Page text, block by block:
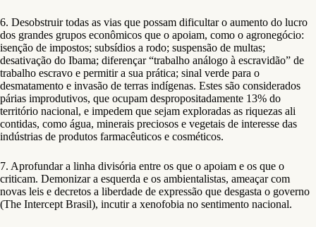
6. Desobstruir todas as vias que possam dificultar o aumento do lucro
dos grandes grupos econômicos que o apoiam, como o agronegócio:
isenção de impostos; subsídios a rodo; suspensão de multas;
desativação do Ibama; diferençar “trabalho análogo à escravidão” de
trabalho escravo e permitir a sua prática; sinal verde para o
desmatamento e invasão de terras indígenas. Estes são considerados
párias improdutivos, que ocupam despropositadamente 13% do
território nacional, e impedem que sejam exploradas as riquezas ali
contidas, como água, minerais preciosos e vegetais de interesse das
indústrias de produtos farmacêuticos e cosméticos.
7. Aprofundar a linha divisória entre os que o apoiam e os que o
criticam. Demonizar a esquerda e os ambientalistas, ameaçar com
novas leis e decretos a liberdade de expressão que desgasta o governo
(The Intercept Brasil), incutir a xenofobia no sentimento nacional.